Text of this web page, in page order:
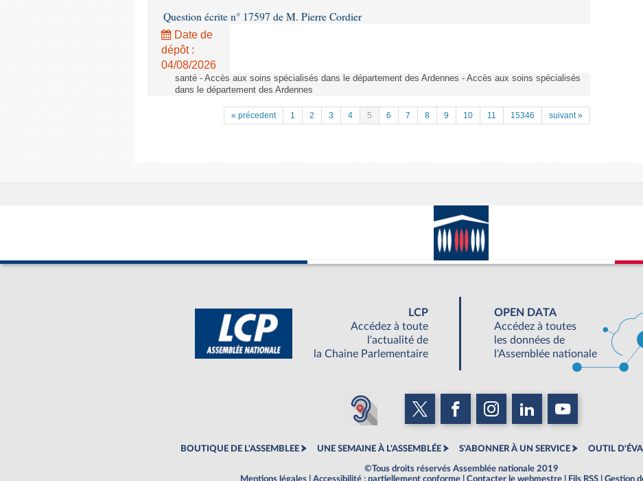
Question écrite n° 17597 de M. Pierre Cordier
Date de
dépôt :
04/08/2026
santé - Accès aux soins spécialisés dans le département des Ardennes - Accès aux soins spécialisés
dans le département des Ardennes
« précedent 1 2 3 4 5 6 7 8 9 10 11 15346 suivant »
LCP
Accédez à toute
l'actualité de
la Chaine Parlementaire
OPEN DATA
Accédez à toutes
les données de
l'Assemblée nationale
BOUTIQUE DE L'ASSEMBLEE UNE SEMAINE À L'ASSEMBLÉE S'ABONNER À UN SERVICE OUTIL
©Tous droits réservés Assemblée nationale 2019
Mentions légales
Accessibilité : partiellement conforme Contacter le webmestre Fils RSS Gestion